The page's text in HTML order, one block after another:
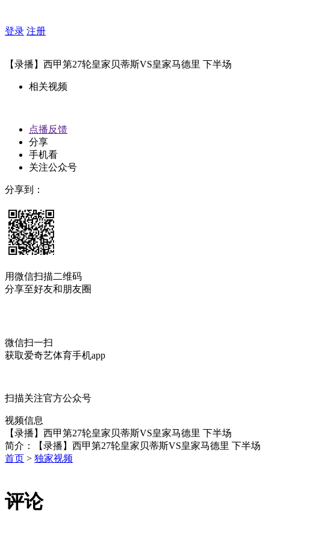
登录 注册
【录播】西甲第27轮皇家贝蒂斯VS皇家马德里 下半场
相关视频
点播反馈
分享
手机看
关注公众号
分享到：
用微信扫描二维码
分享至好友和朋友圈
微信扫一扫
获取爱奇艺体育手机app
扫描关注官方公众号
视频信息
【录播】西甲第27轮皇家贝蒂斯VS皇家马德里 下半场
简介：
【录播】西甲第27轮皇家贝蒂斯VS皇家马德里 下半场
首页 > 独家视频